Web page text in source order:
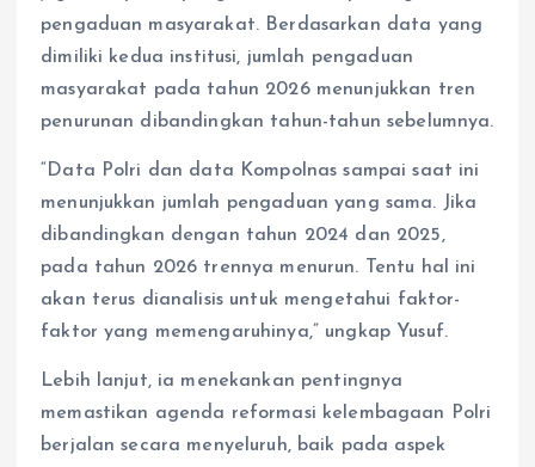
pengaduan masyarakat. Berdasarkan data yang
dimiliki kedua institusi, jumlah pengaduan
masyarakat pada tahun 2026 menunjukkan tren
penurunan dibandingkan tahun-tahun sebelumnya.
“Data Polri dan data Kompolnas sampai saat ini
menunjukkan jumlah pengaduan yang sama. Jika
dibandingkan dengan tahun 2024 dan 2025,
pada tahun 2026 trennya menurun. Tentu hal ini
akan terus dianalisis untuk mengetahui faktor-
faktor yang memengaruhinya,” ungkap Yusuf.
Lebih lanjut, ia menekankan pentingnya
memastikan agenda reformasi kelembagaan Polri
berjalan secara menyeluruh, baik pada aspek